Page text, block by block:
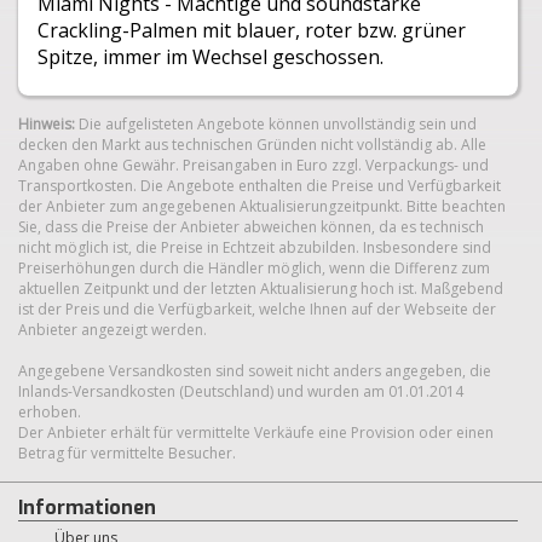
Crackling-Palmen mit blauer, roter bzw. grüner
Spitze, immer im Wechsel geschossen.
Hinweis: Die aufgelisteten Angebote können unvollständig sein und
decken den Markt aus technischen Gründen nicht vollständig ab. Alle
Angaben ohne Gewähr. Preisangaben in Euro zzgl. Verpackungs- und
Transportkosten. Die Angebote enthalten die Preise und Verfügbarkeit
der Anbieter zum angegebenen Aktualisierungzeitpunkt. Bitte beachten
Sie, dass die Preise der Anbieter abweichen können, da es technisch
nicht möglich ist, die Preise in Echtzeit abzubilden. Insbesondere sind
Preiserhöhungen durch die Händler möglich, wenn die Differenz zum
aktuellen Zeitpunkt und der letzten Aktualisierung hoch ist. Maßgebend
ist der Preis und die Verfügbarkeit, welche Ihnen auf der Webseite der
Anbieter angezeigt werden.
Angegebene Versandkosten sind soweit nicht anders angegeben, die
Inlands-Versandkosten (Deutschland) und wurden am 01.01.2014
erhoben.
Der Anbieter erhält für vermittelte Verkäufe eine Provision oder einen
Betrag für vermittelte Besucher.
Informationen
Über uns